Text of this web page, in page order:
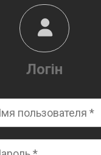
Логін